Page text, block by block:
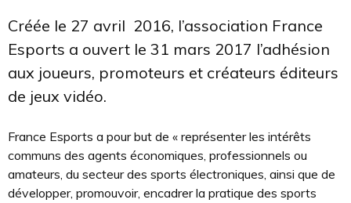
Créée le 27 avril 2016, l’association France
Esports a ouvert le 31 mars 2017 l’adhésion
aux joueurs, promoteurs et créateurs éditeurs
de jeux vidéo.
France Esports a pour but de « représenter les intérêts
communs des agents économiques, professionnels ou
amateurs, du secteur des sports électroniques, ainsi que de
développer, promouvoir, encadrer la pratique des sports